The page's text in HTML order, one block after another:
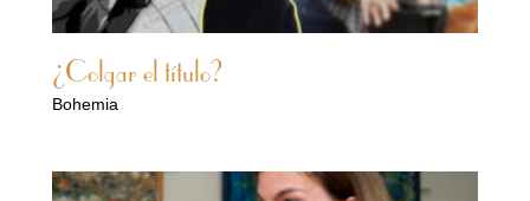
¿Colgar el título?
Bohemia